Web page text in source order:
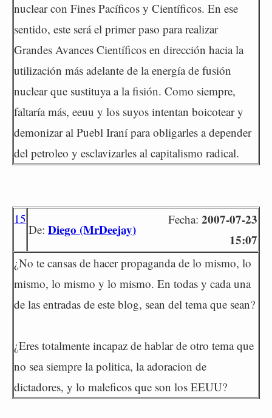
nuclear con Fines Pacíficos y Científicos. En ese
sentido, este será el primer paso para realizar
Grandes Avances Científicos en dirección hacia la
utilización más adelante de la energía de fusión
nuclear que sustituya a la fisión. Como siempre,
faltaría más, eeuu y los suyos intentan boicotear y
demonizar al Puebl Iraní para obligarles a depender
del petroleo y esclavizarles al capitalismo radical.
15
De: Diego (MrDeejay)
Fecha: 2007-07-23
15:07
¿No te cansas de hacer propaganda de lo mismo, lo
mismo, lo mismo y lo mismo. En todas y cada una
de las entradas de este blog, sean del tema que sean?
¿Eres totalmente incapaz de hablar de otro tema que
no sea siempre la politica, la adoracion de
dictadores, y lo maleficos que son los EEUU?